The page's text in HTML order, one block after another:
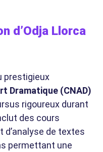
d’Odja Llorca
prestigieux
Dramatique (CNAD)
rigoureux durant
des cours
d’analyse de textes
permettant une